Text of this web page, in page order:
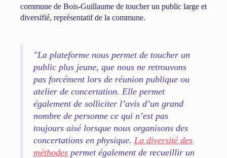
commune de Bois-Guillaume de toucher un public large et
diversifié, représentatif de la commune.
"La plateforme nous permet de toucher un
public plus jeune, que nous ne retrouvons
pas forcément lors de réunion publique ou
atelier de concertation. Elle permet
également de solliciter l’avis d’un grand
nombre de personne ce qui n’est pas
toujours aisé lorsque nous organisons des
concertations en physique. La diversité des
méthodes permet également de recueillir un